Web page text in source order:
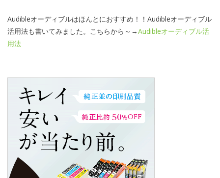
Audibleオーディブルはほんとにおすすめ！！Audibleオーディブル
活用法も書いてみました。こちらから～→Audibleオーディブル活
用法